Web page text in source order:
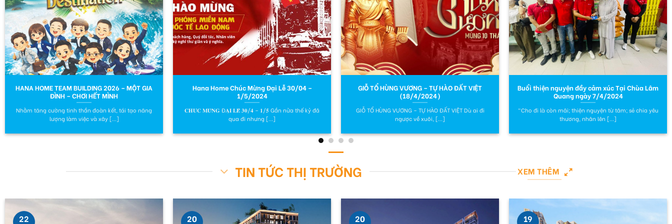
HANA HOME TEAM BUILDING 2026 – MỘT GIA
ĐÌNH – CHƠI HẾT MÌNH
Nhằm tăng cường tinh thần đoàn kết, tái tạo năng
lượng làm việc và xây [...]
Hana Home Chúc Mừng Đại Lễ 30/04 –
1/5/2024
𝐂𝐇𝐔́𝐂 𝐌𝐔̛̀𝐍𝐆 Đ𝐀̣𝐈 𝐋𝐄̂̃ 𝟑𝟎/𝟒 – 𝟏/𝟓 Gần nửa thế kỷ đã
qua đi nhưng [...]
GIỖ TỔ HÙNG VƯƠNG – TỰ HÀO ĐẤT VIỆT
(18/4/2024)
GIỖ TỔ HÙNG VƯƠNG – TỰ HÀO ĐẤT VIỆT Dù ai đi
ngược về xuôi, [...]
Buổi thiện nguyện đầy cảm xúc Tại Chùa Lâm
Quang ngày 7/4/2024
“Cho đi là còn mãi; thiện nguyện từ tâm; sẻ chia yêu
thương, nhân lên [...]
TIN TỨC THỊ TRƯỜNG XEM THÊM
22 20 20 19